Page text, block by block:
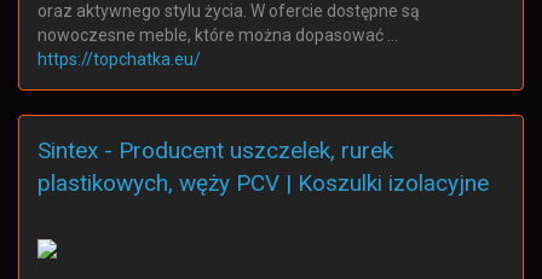
oraz aktywnego stylu życia. W ofercie dostępne są
nowoczesne meble, które można dopasować …
https://topchatka.eu/
Sintex - Producent uszczelek, rurek
plastikowych, węży PCV | Koszulki izolacyjne